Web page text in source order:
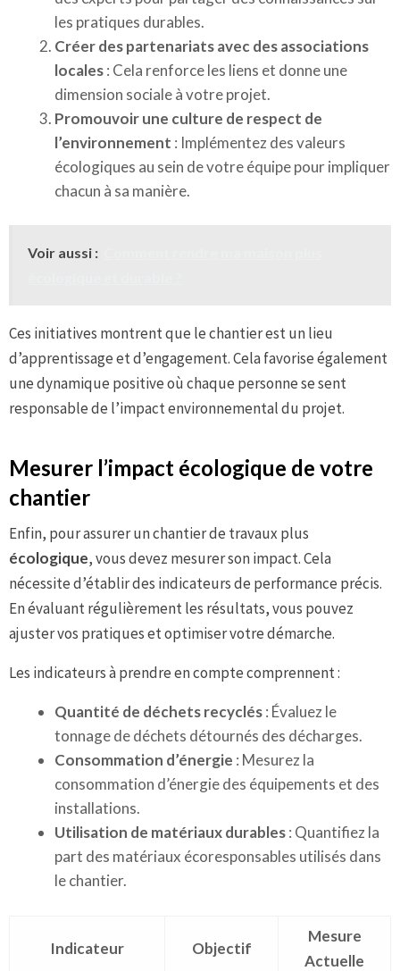
les pratiques durables.
Créer des partenariats avec des associations
locales: Cela renforce les liens et donne une
dimension sociale à votre projet.
Promouvoir une culture de respect de
l’environnement : Implémentez des valeurs
écologiques au sein de votre équipe pour impliquer
chacun à sa manière.
Voir aussi :
Ces initiatives montrent que le chantier est un lieu
d’apprentissage et d’engagement. Cela favorise également
une dynamique positive où chaque personne se sent
responsable de l’impact environnemental du projet.
Mesurer l’impact écologique de votre
chantier
Enfin, pour assurer un chantier de travaux plus
écologique, vous devez mesurer son impact. Cela
nécessite d’établir des indicateurs de performance précis.
En évaluant régulièrement les résultats, vous pouvez
ajuster vos pratiques et optimiser votre démarche.
Les indicateurs à prendre en compte comprennent :
Quantité de déchets recyclés: Évaluez le
tonnage de déchets détournés des décharges.
Consommation d’énergie : Mesurez la
consommation d’énergie des équipements et des
installations.
Utilisation de matériaux durables: Quantifiez la
part des matériaux écoresponsables utilisés dans
le chantier.
Indicateur Objectif
Mesure
Actuelle